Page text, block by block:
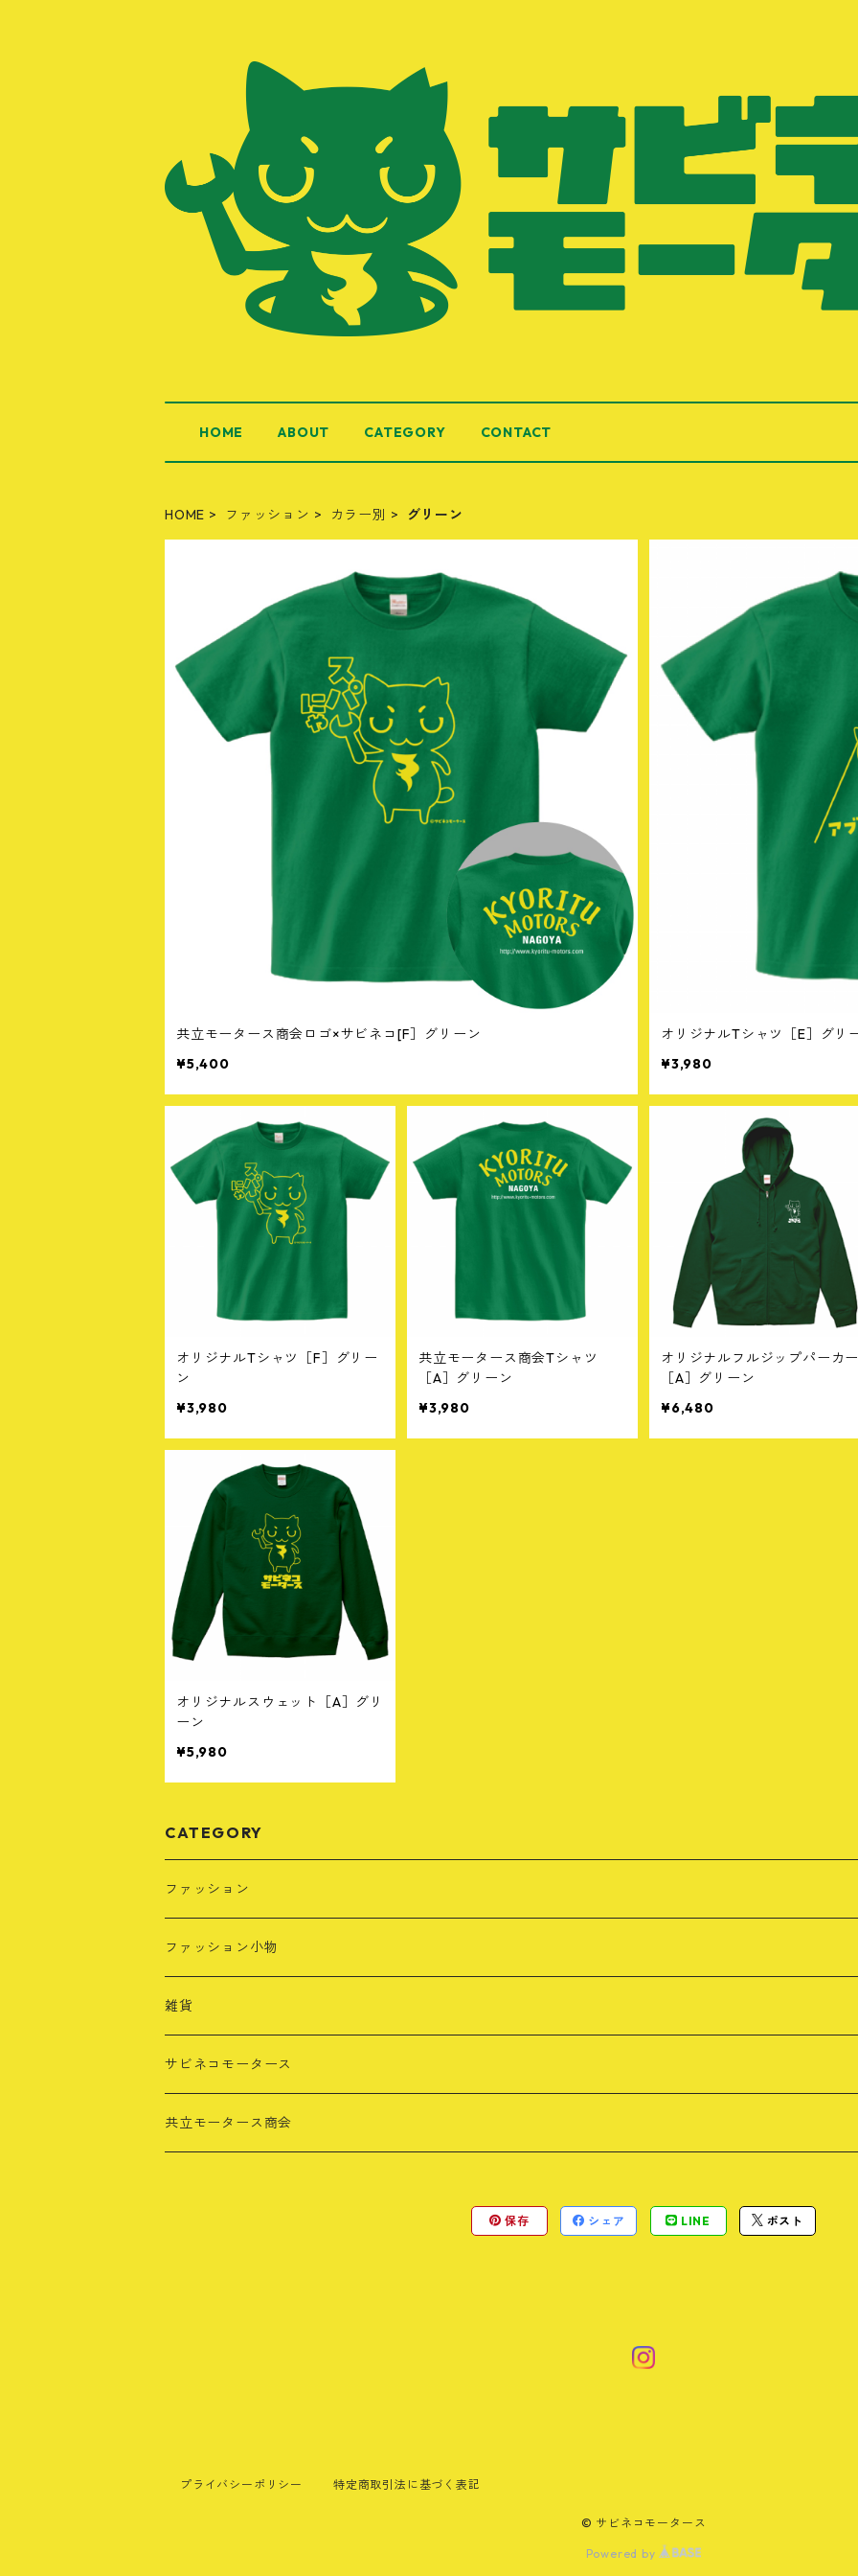
HOME ABOUT CATEGORY CONTACT
HOME ファッション カラー別 グリーン
共立モータース商会ロゴ×サビネコ[F］グリーン
¥5,400
オリジナルTシャツ［E］グリ
¥3,980
オリジナルTシャツ［F］グリー
ン
¥3,980
共立モータース商会Tシャツ
［A］グリーン
¥3,980
オリジナルフルジップパーカ
［A］グリーン
¥6,480
オリジナルスウェット［A］グリ
ーン
¥5,980
CATEGORY
ファッション
Tシャツ
長袖Tシャツ
パーカー・スウェット
カラー別
ファッション小物
レザーキーホルダー
タオル
キャップ
雑貨
サビネコモータース
共立モータース商会
保存 シェア LINE ポスト
プライバシーポリシー 特定商取引法に基づく表記
© サビネコモータース
Powered by